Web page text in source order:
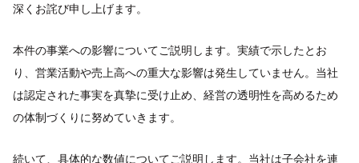
深くお詫び申し上げます。
本件の事業への影響についてご説明します。実績で示したとお
り、営業活動や売上高への重大な影響は発生していません。当社
は認定された事実を真摯に受け止め、経営の透明性を高めるため
の体制づくりに努めていきます。
続いて、具体的な数値についてご説明します。当社は子会社を連